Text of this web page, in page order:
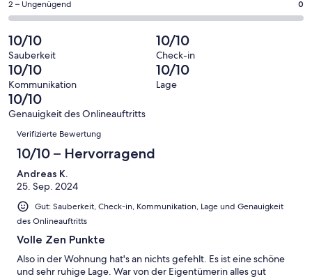
eine
Bewertung
von
10
-
Hervorragend
haben
Bewertung
von
8
-
Gut
3
Gästebewertungen
haben
eine
Bewertung
von
6
-
Okay
insgesamt
Gästebewertungen
haben
eine
Bewertung
von
4
0
von
insgesamt
3
Gästebewertungen
haben
eine
Bewertung
2 – Ungenügend 0
10/10
Sauberkeit
10/10
Check-in
10/10
Kommunikation
10/10
Lage
10/10
Genauigkeit des Onlineauftritts
Bewertungen
Verifizierte Bewertung
10/10 – Hervorragend
Andreas K.
25. Sep. 2024
Gut: Sauberkeit, Check-in, Kommunikation, Lage und Genauigkeit
des Onlineauftritts
Volle Zen Punkte
Also in der Wohnung hat's an nichts gefehlt. Es ist eine schöne
und sehr ruhige Lage. War von der Eigentümerin alles gut